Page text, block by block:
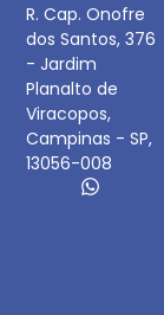
R. Cap. Onofre
dos Santos, 376
- Jardim
Planalto de
Viracopos,
Campinas - SP,
13056-008